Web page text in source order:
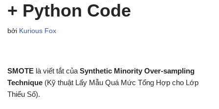
+ Python Code
bởi Kurious Fox
SMOTE là viết tắt của Synthetic Minority Over-sampling
Technique (Kỹ thuật Lấy Mẫu Quá Mức Tổng Hợp cho Lớp
Thiểu Số).